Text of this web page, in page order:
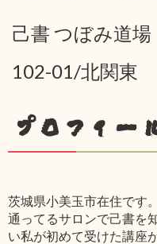
己書 つぼみ道場
102-01/北関東
プロフィー
茨城県小美玉市在住です。
通ってるサロンで己書を
い私が初めて受けた講座